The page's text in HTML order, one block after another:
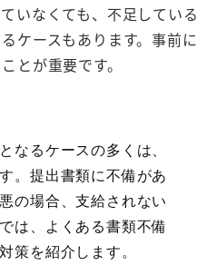
いなくても、不足している
ケースもあります。事前に
とが重要です。
なるケースの多くは、
。提出書類に不備があ
の場合、支給されない
は、よくある書類不備
策を紹介します。